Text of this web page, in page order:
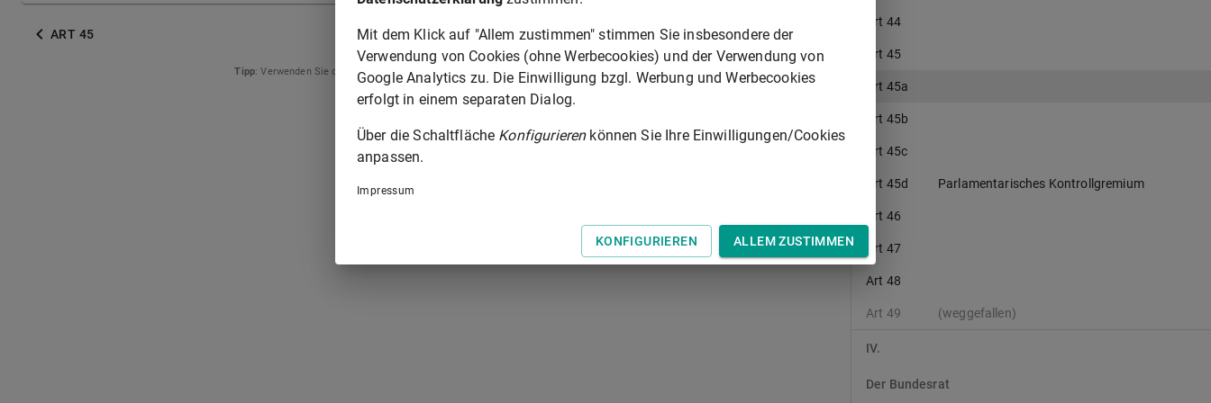
ART 45 ART 45B
Tipp: Verwenden Sie die Pfeiltasten der Tastatur zur Navigation zwischen Normen.
Art 44
Art 45
Art 45a
Art 45b
Art 45c
Art 45d Parlamentarisches Kontrollgremium
Art 46
Art 47
Art 48
Art 49 (weggefallen)
IV.
Der Bundesrat
Mit dem Klick auf "Allem zustimmen" stimmen Sie insbesondere der
Verwendung von Cookies (ohne Werbecookies) und der Verwendung von
Google Analytics zu. Die Einwilligung bzgl. Werbung und Werbecookies
erfolgt in einem separaten Dialog.
Über die Schaltfläche Konfigurierenkönnen Sie Ihre Einwilligungen/Cookies
anpassen.
Impressum
KONFIGURIEREN ALLEM ZUSTIMMEN